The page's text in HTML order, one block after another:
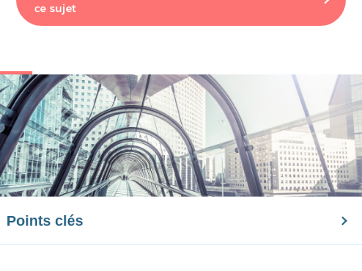
ce sujet
Points clés